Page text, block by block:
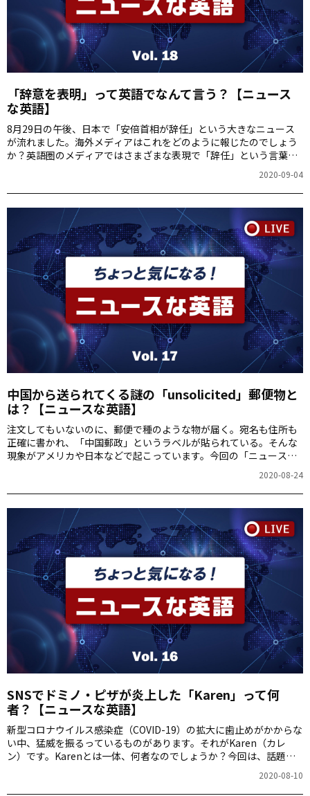
「辞意を表明」って英語でなんて言う？【ニュース
な英語】
8月29日の午後、日本で「安倍首相が辞任」という大きなニュース
が流れました。海外メディアはこれをどのように報じたのでしょう
か？英語圏のメディアではさまざまな表現で「辞任」という言葉が
2020-09-04
中国から送られてくる謎の「unsolicited」郵便物と
は？【ニュースな英語】
注文してもいないのに、郵便で種のような物が届く。宛名も住所も
正確に書かれ、「中国郵政」というラベルが貼られている。そんな
現象がアメリカや日本などで起こっています。今回の「ニュースな
2020-08-24
SNSでドミノ・ピザが炎上した「Karen」って何
者？【ニュースな英語】
新型コロナウイルス感染症（COVID-19）の拡大に歯止めがかからな
い中、猛威を振るっているものがあります。それがKaren（カレ
ン）です。Karenとは一体、何者なのでしょうか？今回は、話題の
Karen 7月下旬、ニュージーランドのドミノ・ピザが、「すてきな
2020-08-10